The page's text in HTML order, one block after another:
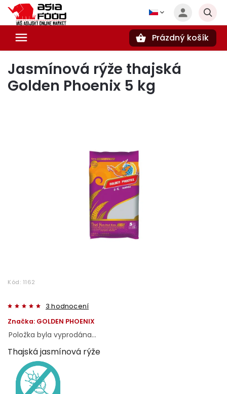
Prázdný košík
Jasmínová rýže thajská
Golden Phoenix 5 kg
Kód: 1162
3 hodnocení
Značka: GOLDEN PHOENIX
Položka byla vyprodána…
Thajská jasmínová rýže